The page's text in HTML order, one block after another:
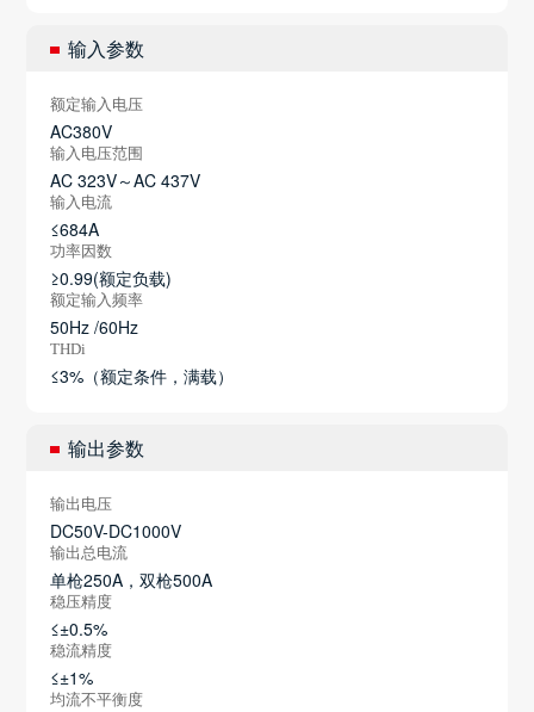
输入参数
额定输入电压
AC380V
输入电压范围
AC 323V～AC 437V
输入电流
≤684A
功率因数
≥0.99(额定负载)
额定输入频率
50Hz /60Hz
THDi
≤3%（额定条件，满载）
输出参数
输出电压
DC50V-DC1000V
输出总电流
单枪250A，双枪500A
稳压精度
≤±0.5%
稳流精度
≤±1%
均流不平衡度